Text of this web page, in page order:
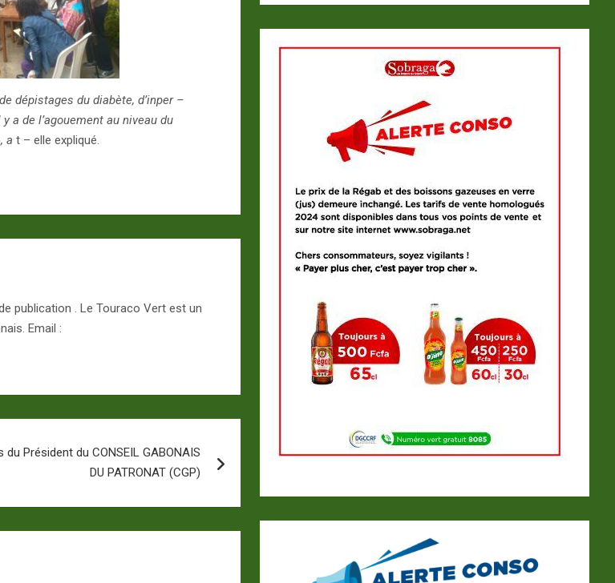
dépistages du diabète, d’inper –
a de l’agouement au niveau du
a t – elle expliqué.
publication . Le Touraco Vert est un
Email :
du Président du CONSEIL GABONAIS
DU PATRONAT (CGP)